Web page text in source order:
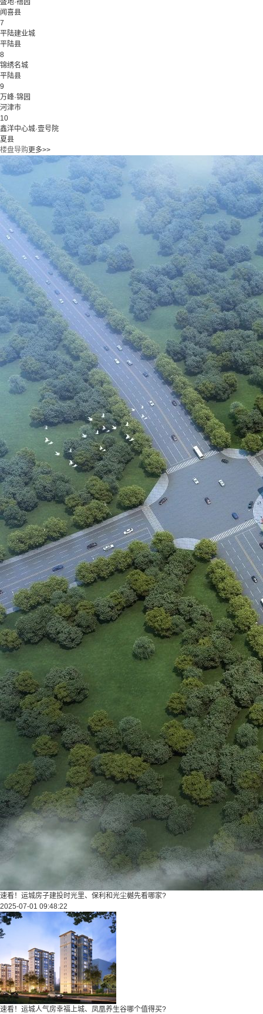
盛地·禧园
闻喜县
7
平陆建业城
平陆县
8
锦绣名城
平陆县
9
万峰·锦园
河津市
10
鑫洋中心城·壹号院
夏县
楼盘导购更多>>
速看！运城房子建投时光里、保利和光尘樾先看哪家?
2025-07-01 09:48:22
速看！运城人气房幸福上城、凤凰养生谷哪个值得买?